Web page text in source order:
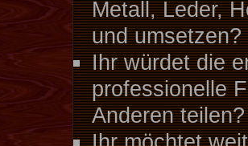
Metall, Leder,
und umsetzen?
Ihr würdet die
professionelle
Anderen teilen?